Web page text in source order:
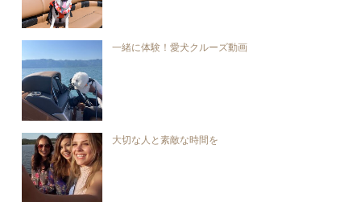
一緒に体験！愛犬クルーズ動画
大切な人と素敵な時間を